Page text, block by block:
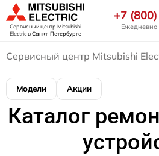
Сервисный центр Mitsubishi
Electricв Санкт-Петербурге
+7
Сервисный центр Mitsubishi
Модели Акции
Каталог